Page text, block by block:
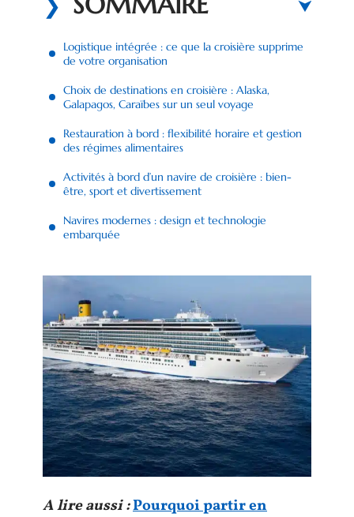
Logistique intégrée : ce que la croisière supprime
de votre organisation
Choix de destinations en croisière : Alaska,
Galapagos, Caraïbes sur un seul voyage
Restauration à bord : flexibilité horaire et gestion
des régimes alimentaires
Activités à bord d’un navire de croisière : bien-
être, sport et divertissement
Navires modernes : design et technologie
embarquée
A lire aussi :Pourquoi partir en